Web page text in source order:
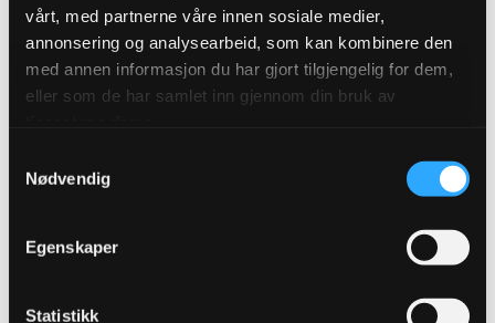
vårt, med partnerne våre innen sosiale medier,
annonsering og analysearbeid, som kan kombinere den
med annen informasjon du har gjort tilgjengelig for dem,
eller som de har samlet inn gjennom din bruk av
Nødvendig
Egenskaper
Statistikk
Finn riktig overvannsløsning for
Robuste løsninger som sikrer effektiv avledning og
håndtering av overvann. Vi leverer produkter for
blågrønn og konvensjonell overvannshåndtering.